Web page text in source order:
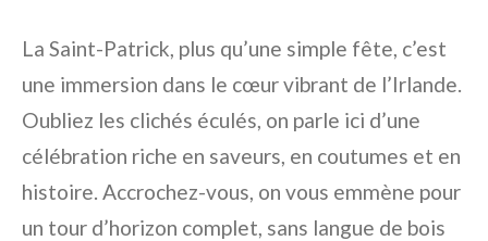
La Saint-Patrick, plus qu’une simple fête, c’est
une immersion dans le cœur vibrant de l’Irlande.
Oubliez les clichés éculés, on parle ici d’une
célébration riche en saveurs, en coutumes et en
histoire. Accrochez-vous, on vous emmène pour
un tour d’horizon complet, sans langue de bois